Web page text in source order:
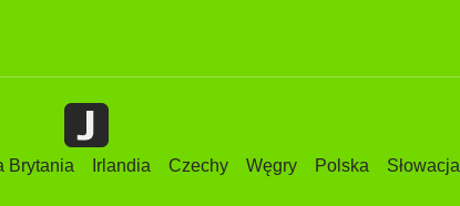
Brytania Irlandia Czechy Węgry Polska Słowacja